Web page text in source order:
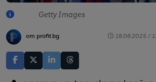
Getty Images
от profit.bg 18.06.2025 /